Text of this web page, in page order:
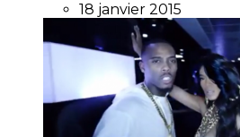
18 janvier 2015